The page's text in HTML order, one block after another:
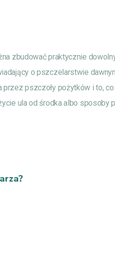
zbudować praktycznie
o pszczelarstwie
pszczoły pożytków i to,
ula od środka albo sposoby